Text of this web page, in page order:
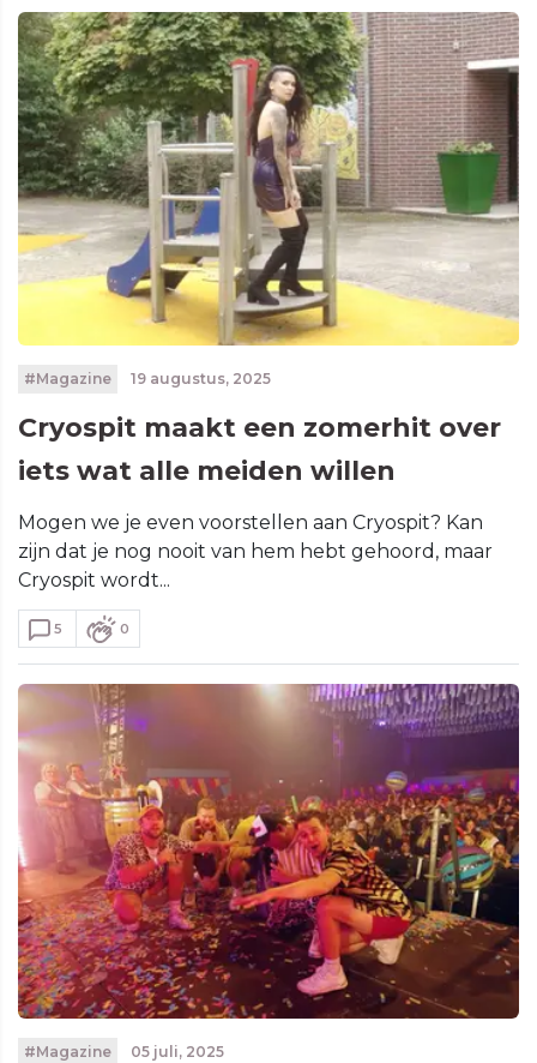
#Magazine 19 augustus, 2025
Cryospit maakt een zomerhit over
iets wat alle meiden willen
Mogen we je even voorstellen aan Cryospit? Kan
zijn dat je nog nooit van hem hebt gehoord, maar
Cryospit wordt...
5 0
#Magazine 05 juli, 2025